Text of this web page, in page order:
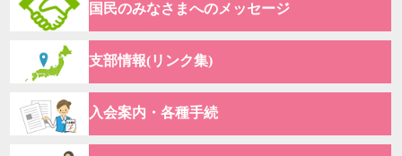
国民のみなさまへのメッセージ
支部情報(リンク集)
入会案内・各種手続